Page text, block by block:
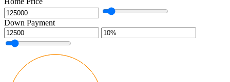
Down Payment